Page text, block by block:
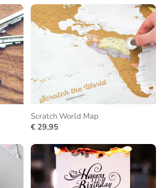
Scratch World Map
€ 29,95